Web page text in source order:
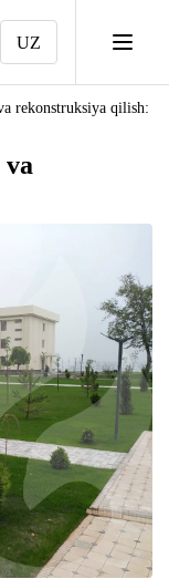
UZ
rekonstruksiya qilish: